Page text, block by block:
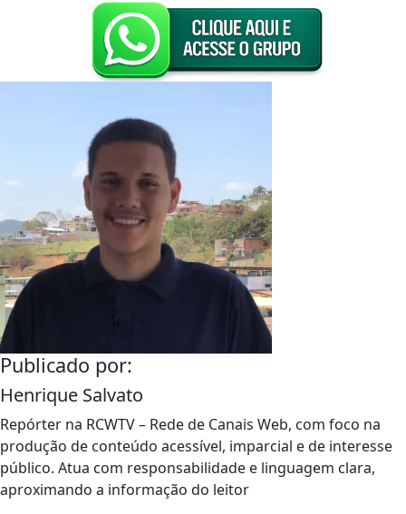
Publicado por:
Henrique Salvato
Repórter na RCWTV – Rede de Canais Web, com foco na
produção de conteúdo acessível, imparcial e de interesse
público. Atua com responsabilidade e linguagem clara,
aproximando a informação do leitor